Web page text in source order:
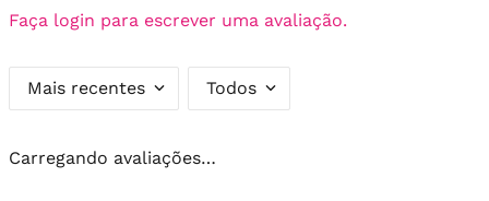
Faça login para escrever uma avaliação.
Mais recentes Todos
Carregando avaliações…